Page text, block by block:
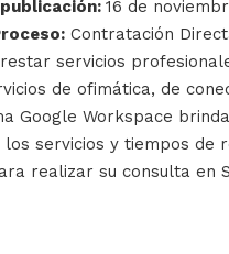
16 de
Contratación
servicios
de ofimática, de
Google Workspace
los servicios y tiempos de
realizar su consulta en